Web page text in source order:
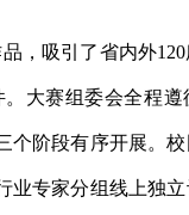
，吸引了省内外
大赛组委会全程
个阶段有序开展。
业专家分组线上独